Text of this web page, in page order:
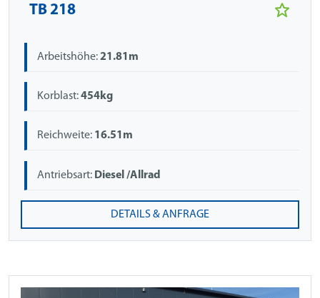
TB 218
Arbeitshöhe:21.81m
Korblast:454kg
Reichweite: 16.51m
Antriebsart: Diesel /Allrad
DETAILS & ANFRAGE